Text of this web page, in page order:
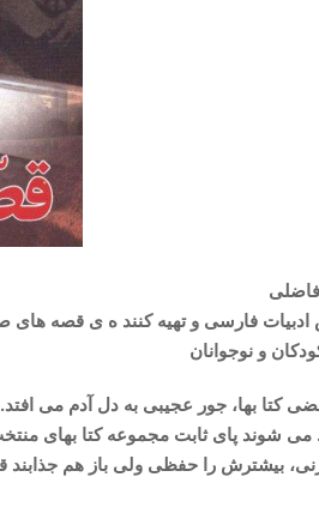
فاضلی
فارسی و تهیه کنند ه ی قصه های
و نوجوانان
کتا بها، جور عجیبی به دل آدم می
شوند پای ثابت مجموعه کتا بهای
بیشترش را حفظی ولی باز هم